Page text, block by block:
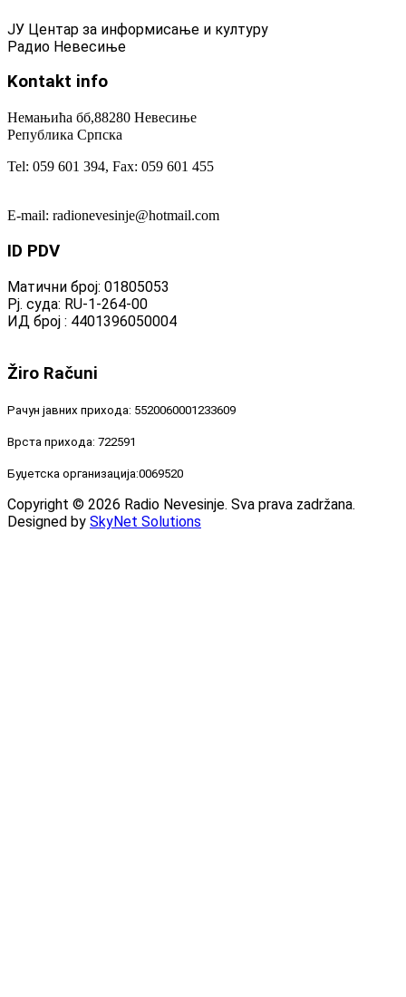
ЈУ Центар за информисање и културу
Радио Невесиње
Kontakt info
Немањића бб,88280 Невесиње
Република Српска
Tel: 059 601 394, Fax: 059 601 455
E-mail: radionevesinje@hotmail.com
ID PDV
Матични број: 01805053
Рј. суда: RU-1-264-00
ИД број : 4401396050004
Žiro Računi
Рачун јавних прихода: 5520060001233609
Врста прихода: 722591
Буџетска организација:0069520
Copyright © 2026 Radio Nevesinje. Sva prava zadržana.
Designed by SkyNet Solutions